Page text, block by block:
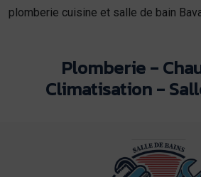
plomberie cuisine et salle de bain
Plomberie -
Climatisation -